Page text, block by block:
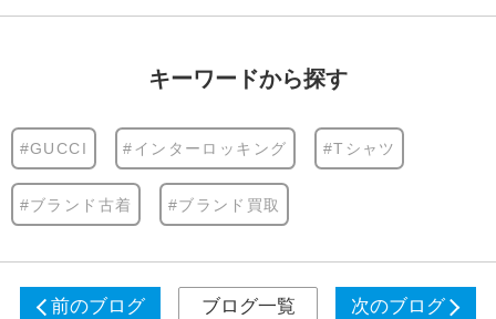
キーワードから探す
#GUCCI #インターロッキング #Tシャツ
#ブランド古着 #ブランド買取
前のブログ ブログ一覧 次のブログ